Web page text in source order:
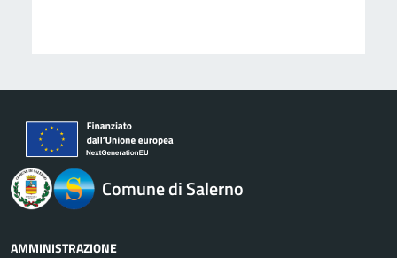
logo Unione Europea
Comune di Salerno
AMMINISTRAZIONE